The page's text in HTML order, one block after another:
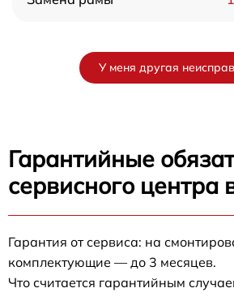
У меня другая
Гарантийные
сервисного центра
Гарантия от сервиса: на
комплектующие — до 3 месяцев.
Что считается гарантийным